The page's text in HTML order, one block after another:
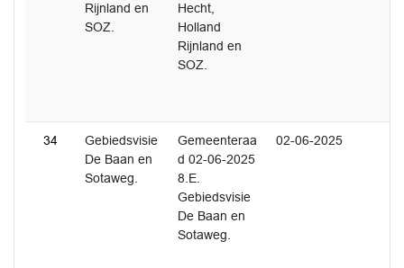
Rijnland en
SOZ.
Hecht,
Holland
Rijnland en
SOZ.
34
Gebiedsvisie
De Baan en
Sotaweg.
Gemeenteraa
d 02-06-2025
8.E.
Gebiedsvisie
De Baan en
Sotaweg.
02-06-2025